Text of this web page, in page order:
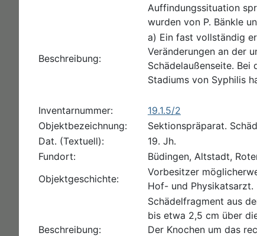
Auffindungssituation
wurden von P. Bänkle
Beschreibung:
a) Ein fast vollständig
Veränderungen an der
Schädelaußenseite.
Stadiums von Syphilis
Inventarnummer:
19.1.5/2
Objektbezeichnung:
Sektionspräparat.
Dat. (Textuell):
19. Jh.
Fundort:
Büdingen, Altstadt,
Objektgeschichte:
Vorbesitzer
Hof- und Physikatsarzt.
Beschreibung:
Schädelfragment aus
bis etwa 2,5 cm über
Der Knochen um das